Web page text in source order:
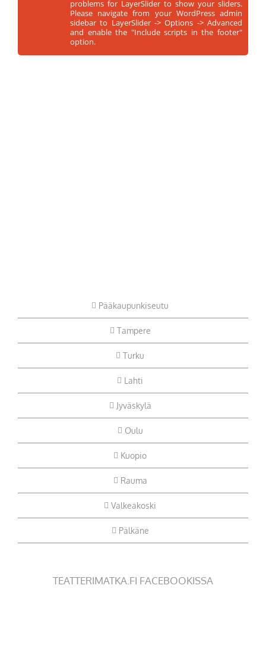
problems for LayerSlider to show your sliders.
Please navigate from your WordPress admin
sidebar to LayerSlider -> Options -> Advanced
and enable the "Include scripts in the footer"
option.
Pääkaupunkiseutu
Tampere
Turku
Lahti
Jyväskylä
Oulu
Kuopio
Rauma
Valkeakoski
Pälkäne
TEATTERIMATKA.FI FACEBOOKISSA